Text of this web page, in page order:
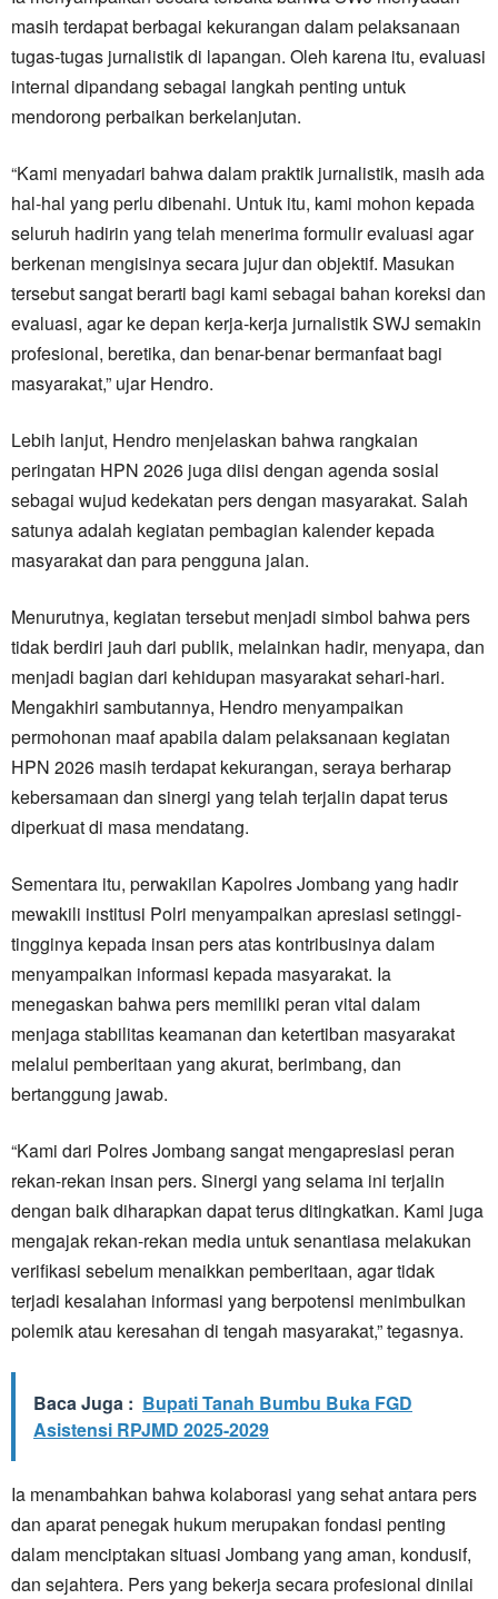
masih terdapat berbagai kekurangan dalam pelaksanaan
tugas-tugas jurnalistik di lapangan. Oleh karena itu, evaluasi
internal dipandang sebagai langkah penting untuk
mendorong perbaikan berkelanjutan.
“Kami menyadari bahwa dalam praktik jurnalistik, masih ada
hal-hal yang perlu dibenahi. Untuk itu, kami mohon kepada
seluruh hadirin yang telah menerima formulir evaluasi agar
berkenan mengisinya secara jujur dan objektif. Masukan
tersebut sangat berarti bagi kami sebagai bahan koreksi dan
evaluasi, agar ke depan kerja-kerja jurnalistik SWJ semakin
profesional, beretika, dan benar-benar bermanfaat bagi
masyarakat,” ujar Hendro.
Lebih lanjut, Hendro menjelaskan bahwa rangkaian
peringatan HPN 2026 juga diisi dengan agenda sosial
sebagai wujud kedekatan pers dengan masyarakat. Salah
satunya adalah kegiatan pembagian kalender kepada
masyarakat dan para pengguna jalan.
Menurutnya, kegiatan tersebut menjadi simbol bahwa pers
tidak berdiri jauh dari publik, melainkan hadir, menyapa, dan
menjadi bagian dari kehidupan masyarakat sehari-hari.
Mengakhiri sambutannya, Hendro menyampaikan
permohonan maaf apabila dalam pelaksanaan kegiatan
HPN 2026 masih terdapat kekurangan, seraya berharap
kebersamaan dan sinergi yang telah terjalin dapat terus
diperkuat di masa mendatang.
Sementara itu, perwakilan Kapolres Jombang yang hadir
mewakili institusi Polri menyampaikan apresiasi setinggi-
tingginya kepada insan pers atas kontribusinya dalam
menyampaikan informasi kepada masyarakat. Ia
menegaskan bahwa pers memiliki peran vital dalam
menjaga stabilitas keamanan dan ketertiban masyarakat
melalui pemberitaan yang akurat, berimbang, dan
bertanggung jawab.
“Kami dari Polres Jombang sangat mengapresiasi peran
rekan-rekan insan pers. Sinergi yang selama ini terjalin
dengan baik diharapkan dapat terus ditingkatkan. Kami juga
mengajak rekan-rekan media untuk senantiasa melakukan
verifikasi sebelum menaikkan pemberitaan, agar tidak
terjadi kesalahan informasi yang berpotensi menimbulkan
polemik atau keresahan di tengah masyarakat,” tegasnya.
Baca Juga : Bupati Tanah Bumbu Buka FGD
Asistensi RPJMD 2025-2029
Ia menambahkan bahwa kolaborasi yang sehat antara pers
dan aparat penegak hukum merupakan fondasi penting
dalam menciptakan situasi Jombang yang aman, kondusif,
dan sejahtera. Pers yang bekerja secara profesional dinilai